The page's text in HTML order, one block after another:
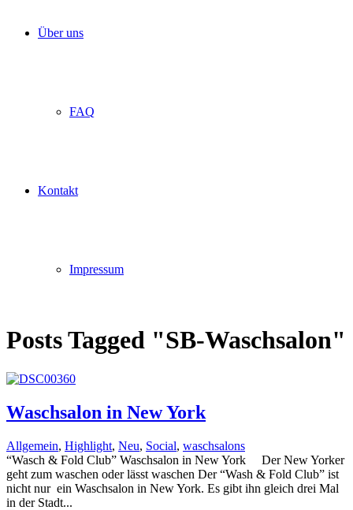
Über uns
FAQ
Kontakt
Impressum
Posts Tagged "SB-Waschsalon"
Waschsalon in New York
Allgemein, Highlight, Neu, Social, waschsalons
“Wasch & Fold Club” Waschsalon in New York Der New Yorker
geht zum waschen oder lässt waschen Der “Wash & Fold Club” ist
nicht nur ein Waschsalon in New York. Es gibt ihn gleich drei Mal
in der Stadt...